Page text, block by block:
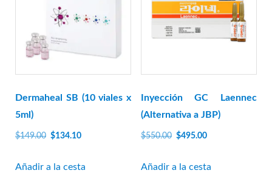
Dermaheal SB (10 viales x
5ml)
$149.00 El
original
$134.10
actual
Añadir a la cesta
Inyección GC Laennec
(Alternativa a JBP)
$550.00 El
original
$495.00
actual
Añadir a la cesta